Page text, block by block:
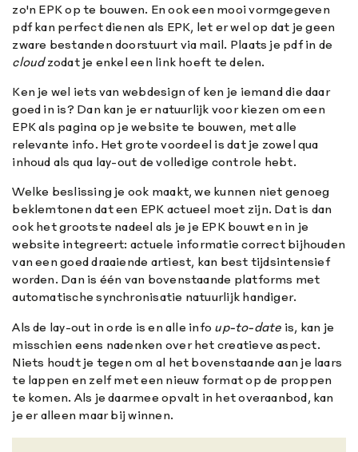
zo'n EPK op te bouwen. En ook een mooi vormgegeven
pdf kan perfect dienen als EPK, let er wel op dat je geen
zware bestanden doorstuurt via mail. Plaats je pdf in de
cloudzodat je enkel een link hoeft te delen.
Ken je wel iets van webdesign of ken je iemand die daar
goed in is? Dan kan je er natuurlijk voor kiezen om een
EPK als pagina op je website te bouwen, met alle
relevante info. Het grote voordeel is dat je zowel qua
inhoud als qua lay-out de volledige controle hebt.
Welke beslissing je ook maakt, we kunnen niet genoeg
beklemtonen dat een EPK actueel moet zijn. Dat is dan
ook het grootste nadeel als je je EPK bouwt en in je
website integreert: actuele informatie correct bijhouden
van een goed draaiende artiest, kan best tijdsintensief
worden. Dan is één van bovenstaande platforms met
automatische synchronisatie natuurlijk handiger.
Als de lay-out in orde is en alle info up-to-date is, kan je
misschien eens nadenken over het creatieve aspect.
Niets houdt je tegen om al het bovenstaande aan je laars
te lappen en zelf met een nieuw format op de proppen
te komen. Als je daarmee opvalt in het overaanbod, kan
je er alleen maar bij winnen.